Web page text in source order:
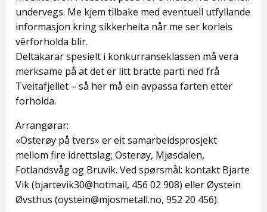
undervegs. Me kjem tilbake med eventuell utfyllande
informasjon kring sikkerheita når me ser korleis
vêrforholda blir.
Deltakarar spesielt i konkurranseklassen må vera
merksame på at det er litt bratte parti ned frå
Tveitafjellet – så her må ein avpassa farten etter
forholda.
Arrangørar:
«Osterøy på tvers» er eit samarbeidsprosjekt
mellom fire idrettslag; Osterøy, Mjøsdalen,
Fotlandsvåg og Bruvik. Ved spørsmål: kontakt Bjarte
Vik (bjartevik30@hotmail, 456 02 908) eller Øystein
Øvsthus (oystein@mjosmetall.no, 952 20 456).